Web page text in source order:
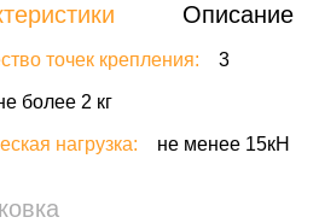
Описание
точек крепления: 3
более 2 кг
нагрузка: не менее 15кН